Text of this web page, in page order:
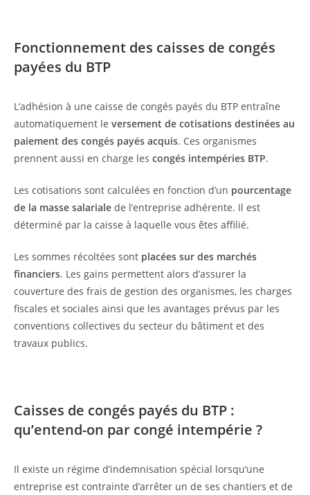
Fonctionnement des caisses de congés
payées du BTP
L’adhésion à une caisse de congés payés du BTP entraîne
automatiquement le versement de cotisations destinées au
paiement des congés payés acquis. Ces organismes
prennent aussi en charge les congés intempéries BTP.
Les cotisations sont calculées en fonction d’un pourcentage
de la masse salariale de l’entreprise adhérente. Il est
déterminé par la caisse à laquelle vous êtes affilié.
Les sommes récoltées sont placées sur des marchés
financiers. Les gains permettent alors d’assurer la
couverture des frais de gestion des organismes, les charges
fiscales et sociales ainsi que les avantages prévus par les
conventions collectives du secteur du bâtiment et des
travaux publics.
Caisses de congés payés du BTP :
qu’entend-on par congé intempérie ?
Il existe un régime d’indemnisation spécial lorsqu‘une
entreprise est contrainte d’arrêter un de ses chantiers et de